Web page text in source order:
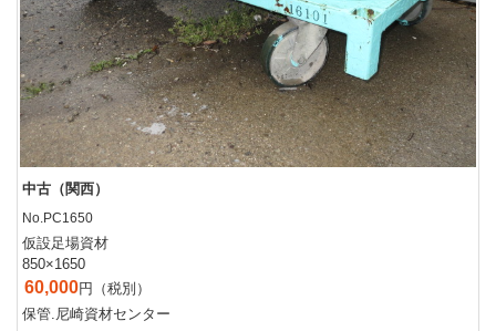
中古（関西）
No.PC1650
仮設足場資材
850×1650
60,000円（税別）
保管.尼崎資材センター